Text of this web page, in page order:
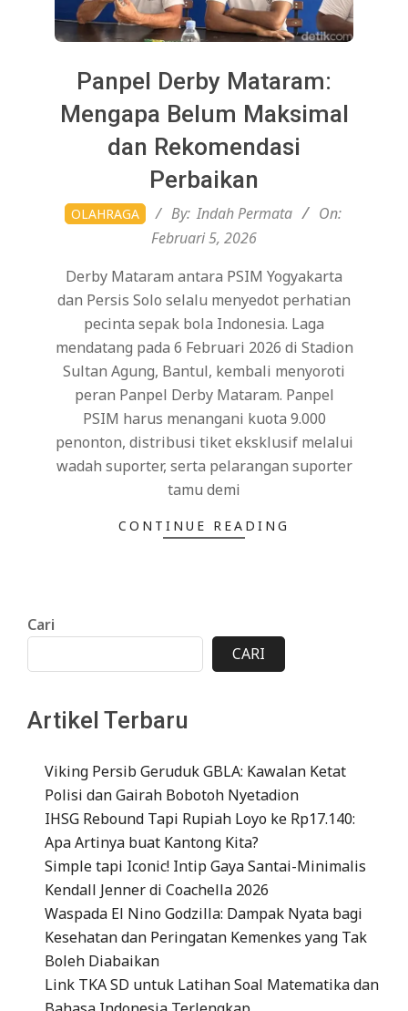
Panpel Derby Mataram:
Mengapa Belum Maksimal
dan Rekomendasi
Perbaikan
2026-
02-
OLAHRAGA By: Indah Permata
On:
Februari 5, 2026
Derby Mataram antara PSIM Yogyakarta
dan Persis Solo selalu menyedot perhatian
pecinta sepak bola Indonesia. Laga
mendatang pada 6 Februari 2026 di Stadion
Sultan Agung, Bantul, kembali menyoroti
peran Panpel Derby Mataram. Panpel
PSIM harus menangani kuota 9.000
penonton, distribusi tiket eksklusif melalui
wadah suporter, serta pelarangan suporter
tamu demi
CONTINUE READING
Cari
CARI
Artikel Terbaru
Viking Persib Geruduk GBLA: Kawalan Ketat
Polisi dan Gairah Bobotoh Nyetadion
IHSG Rebound Tapi Rupiah Loyo ke Rp17.140:
Apa Artinya buat Kantong Kita?
Simple tapi Iconic! Intip Gaya Santai-Minimalis
Kendall Jenner di Coachella 2026
Waspada El Nino Godzilla: Dampak Nyata bagi
Kesehatan dan Peringatan Kemenkes yang Tak
Boleh Diabaikan
Link TKA SD untuk Latihan Soal Matematika dan